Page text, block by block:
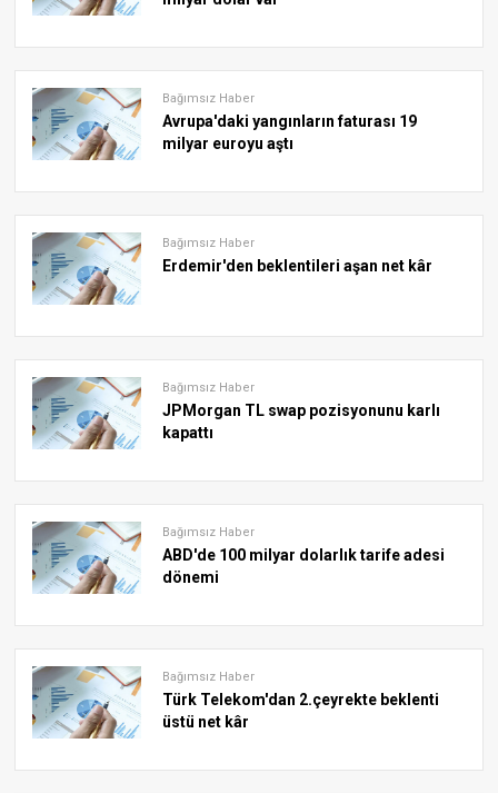
Bağımsız Haber
Avrupa'daki yangınların faturası 19
milyar euroyu aştı
Bağımsız Haber
Erdemir'den beklentileri aşan net kâr
Bağımsız Haber
JPMorgan TL swap pozisyonunu karlı
kapattı
Bağımsız Haber
ABD'de 100 milyar dolarlık tarife adesi
dönemi
Bağımsız Haber
Türk Telekom'dan 2.çeyrekte beklenti
üstü net kâr